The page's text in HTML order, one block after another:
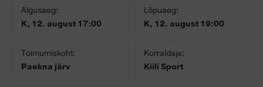
Algusaeg:
K, 12. august 17:00
Lõpuaeg:
K, 12. august 19:00
Toimumiskoht:
Paekna järv
Korraldaja:
Kiili Sport